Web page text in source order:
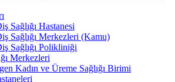
Sağlığı Hastanesi
Sağlığı Merkezleri (Kamu)
Sağlığı Polikliniği
Merkezleri
Kadın ve Üreme Sağlığı Birimi